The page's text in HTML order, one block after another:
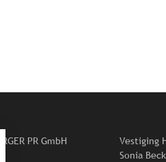
PR GmbH
Vestiging
Sonia